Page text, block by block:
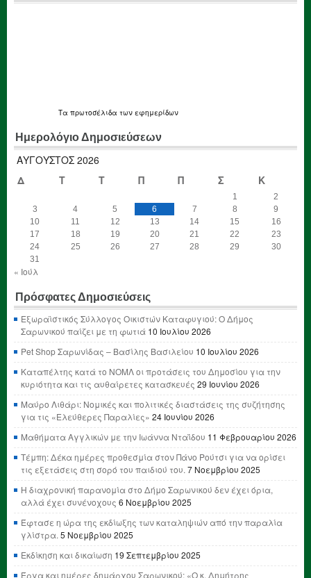
Τα πρωτοσέλιδα των εφημερίδων
Ημερολόγιο Δημοσιεύσεων
ΑΎΓΟΥΣΤΟΣ 2026
Δ
Τ Τ Π Π Σ Κ
1
2
3
4 5 6 7 8
9
10
11 12 13 14 15
16
17
18 19 20 21 22
23
24
25 26 27 28 29
30
31
« Ιούλ
Πρόσφατες Δημοσιεύσεις
Εξωραϊστικός Σύλλογος Οικιστών Καταφυγιού: Ο Δήμος
Σαρωνικού παίζει με τη φωτιά 10 Ιουλίου 2026
Pet Shop Σαρωνίδας – Βασίλης Βασιλείου 10 Ιουλίου 2026
Καταπέλτης κατά το ΝΟΜΛ οι προτάσεις του Δημοσίου για την
κυριότητα και τις αυθαίρετες κατασκευές 29 Ιουνίου 2026
Μαύρο Λιθάρι: Νομικές και πολιτικές διαστάσεις της συζήτησης
για τις «Ελεύθερες Παραλίες» 24 Ιουνίου 2026
Μαθήματα Αγγλικών με την Ιωάννα Νταΐδου 11 Φεβρουαρίου 2026
Τέμπη: Δέκα ημέρες προθεσμία στον Πάνο Ρούτσι για να ορίσει
τις εξετάσεις στη σορό του παιδιού του. 7 Νοεμβρίου 2025
Η διαχρονική παρανομία στο Δήμο Σαρωνικού δεν έχει όρια,
αλλά έχει συνένοχους 6 Νοεμβρίου 2025
Έφτασε η ώρα της εκδίωξης των καταληψιών από την παραλία
γλίστρα. 5 Νοεμβρίου 2025
Εκδίκηση και δικαίωση 19 Σεπτεμβρίου 2025
Έργα και ημέρες δημάρχου Σαρωνικού: «Ο κ. Δημήτρης